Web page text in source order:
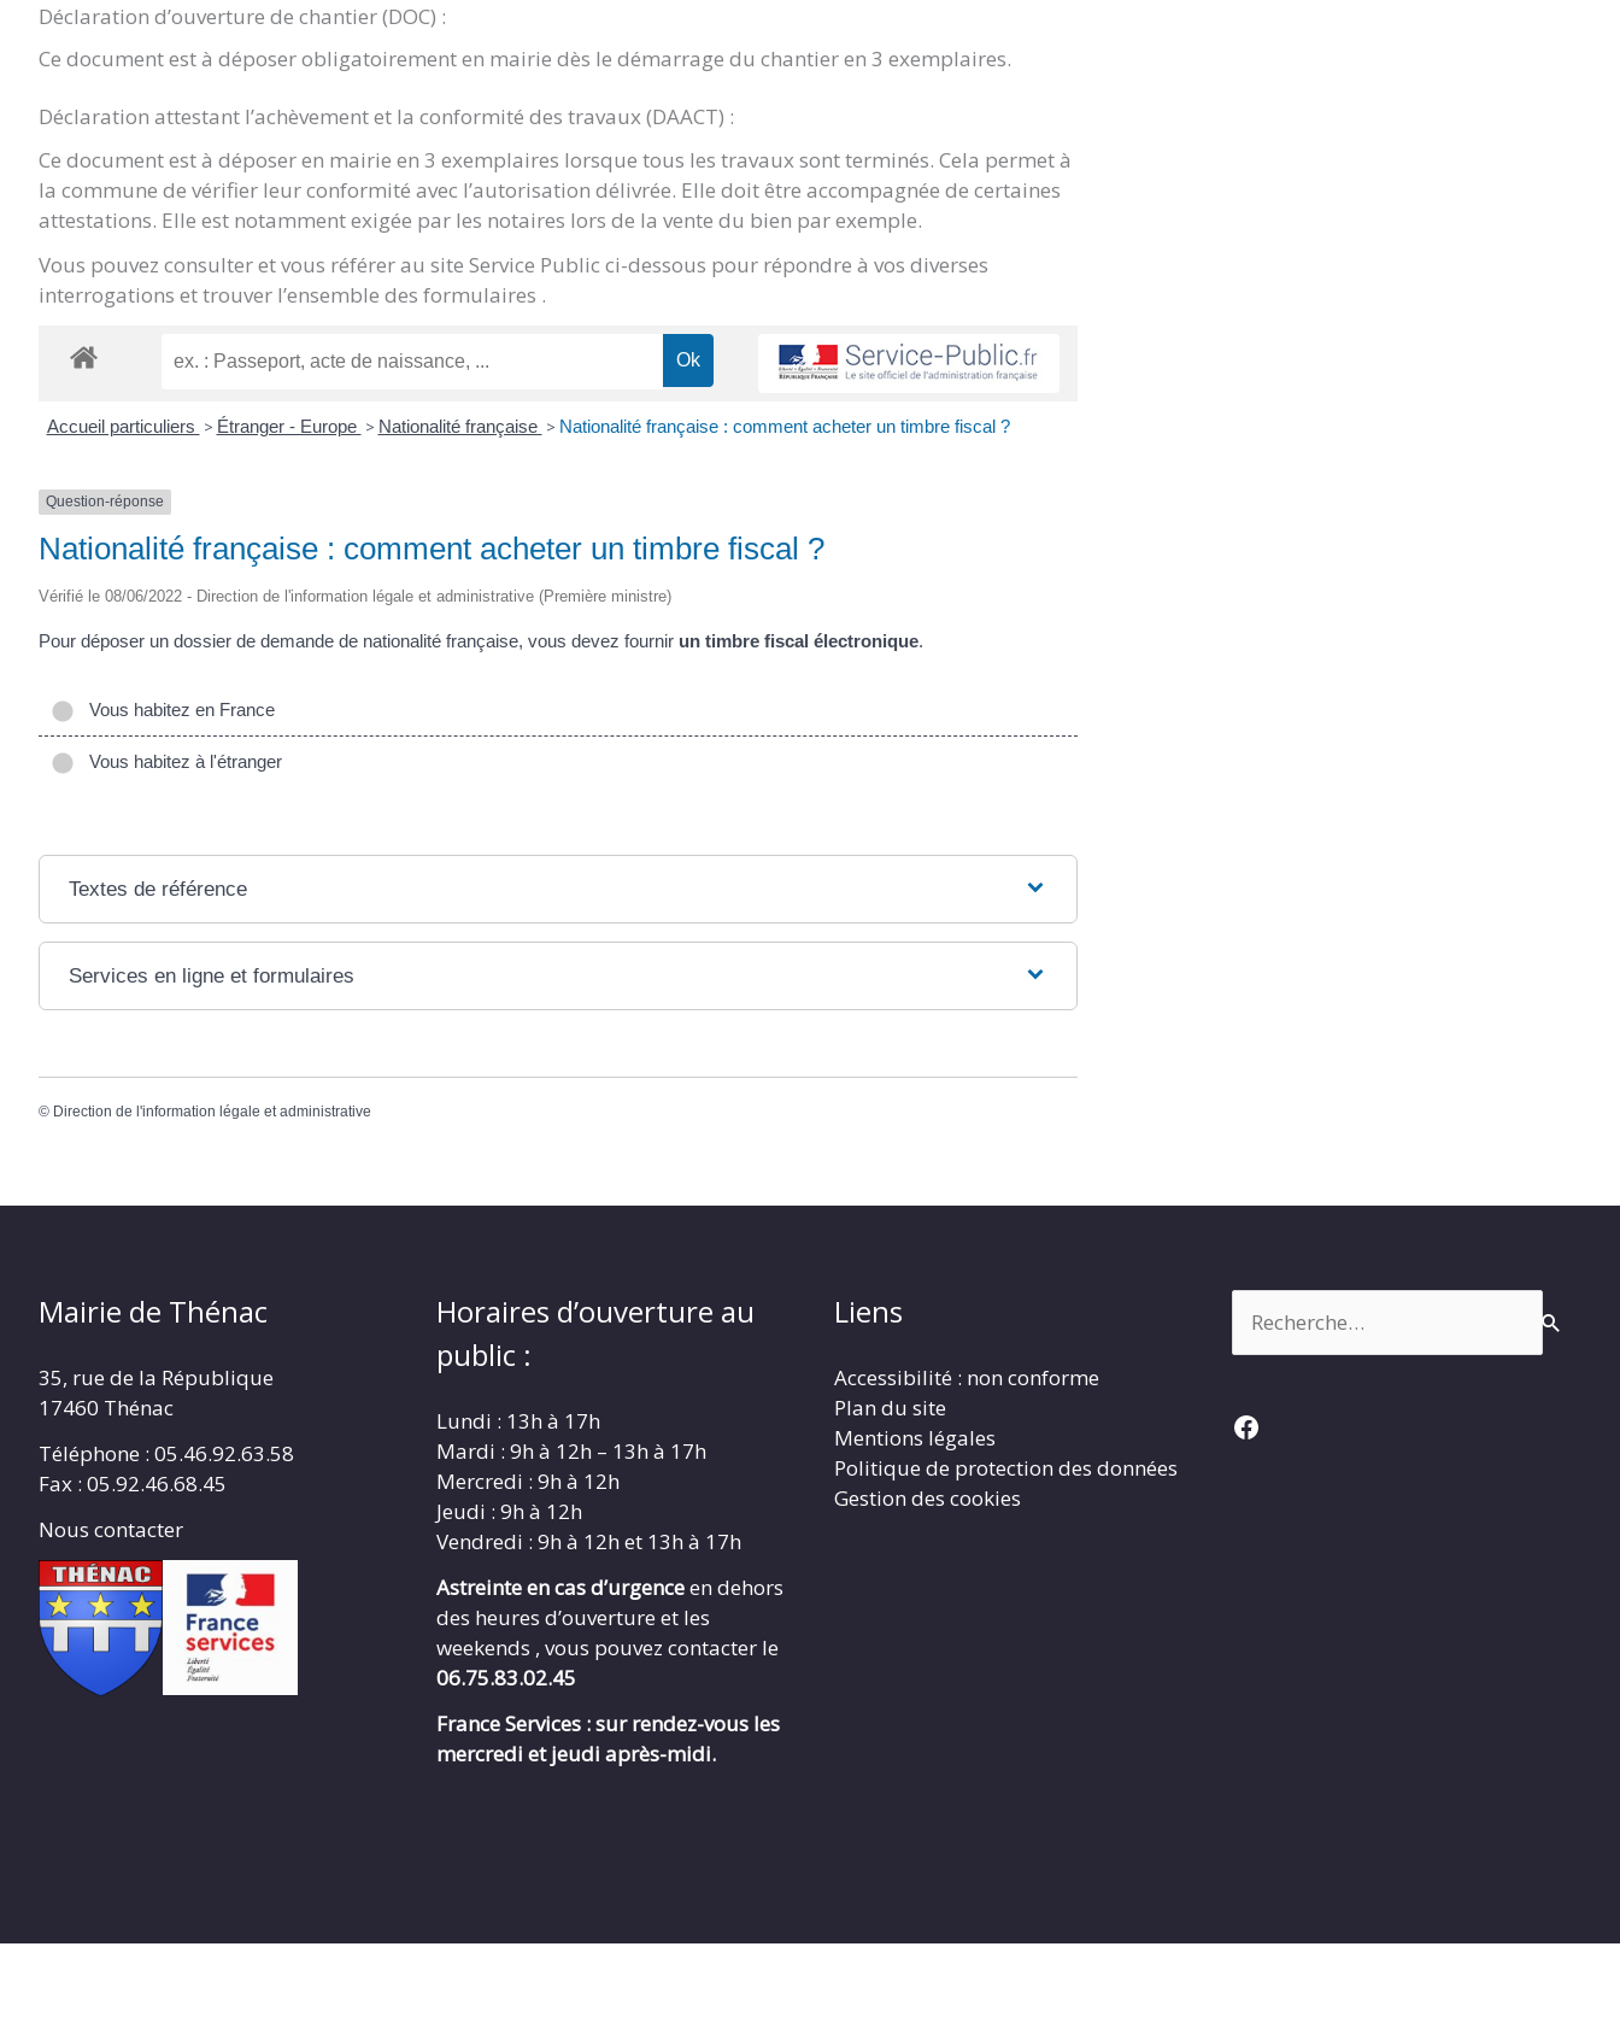
Déclaration d’ouverture de chantier (DOC) :
Ce document est à déposer obligatoirement en mairie dès le démarrage du chantier en 3 exemplaires.
Déclaration attestant l’achèvement et la conformité des travaux (DAACT) :
Ce document est à déposer en mairie en 3 exemplaires lorsque tous les travaux sont terminés. Cela permet à
la commune de vérifier leur conformité avec l’autorisation délivrée. Elle doit être accompagnée de certaines
attestations. Elle est notamment exigée par les notaires lors de la vente du bien par exemple.
Vous pouvez consulter et vous référer au site Service Public ci-dessous pour répondre à vos diverses
interrogations et trouver l’ensemble des formulaires .
Accueil particuliers > Étranger - Europe > Nationalité française > Nationalité française : comment acheter un timbre fiscal ?
Question-réponse
Nationalité française : comment acheter un timbre fiscal ?
Vérifié le 08/06/2022 - Direction de l'information légale et administrative (Première ministre)
Pour déposer un dossier de demande de nationalité française, vous devez fournir un timbre fiscal électronique.
Vous habitez en France
Vous habitez à l'étranger
Textes de référence
Services en ligne et formulaires
© Direction de l'information légale et administrative
Mairie de Thénac
35, rue de la République
17460 Thénac
Téléphone : 05.46.92.63.58
Fax : 05.92.46.68.45
Nous contacter
Horaires d’ouverture au
public :
Lundi : 13h à 17h
Mardi : 9h à 12h – 13h à 17h
Mercredi : 9h à 12h
Jeudi : 9h à 12h
Vendredi : 9h à 12h et 13h à 17h
Astreinte en cas d’urgenceen dehors
des heures d’ouverture et les
weekends , vous pouvez contacter le
06.75.83.02.45
France Services : sur rendez-vous les
mercredi et jeudi après-midi.
Liens
Accessibilité : non conforme
Plan du site
Mentions légales
Politique de protection des données
Gestion des cookies
Facebook